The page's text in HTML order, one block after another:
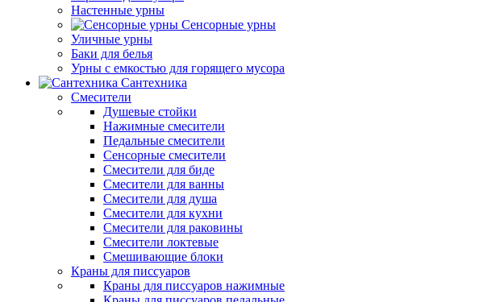
Настенные урны
Сенсорные урны
Уличные урны
Баки для белья
Урны с емкостью для горящего мусора
Сантехника
Смесители
Душевые стойки
Нажимные смесители
Педальные смесители
Сенсорные смесители
Смесители для биде
Смесители для ванны
Смесители для душа
Смесители для кухни
Смесители для раковины
Смесители локтевые
Смешивающие блоки
Краны для писсуаров
Краны для писсуаров нажимные